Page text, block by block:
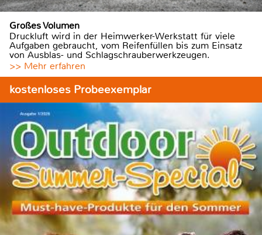
Großes Volumen
Druckluft wird in der Heimwerker-Werkstatt für viele
Aufgaben gebraucht, vom Reifenfüllen bis zum Einsatz
von Ausblas- und Schlagschrauberwerkzeugen.
>> Mehr erfahren
kostenloses Probeexemplar